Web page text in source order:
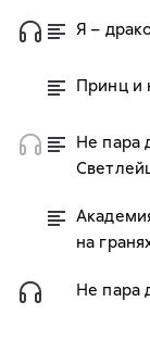
Я –
Принц и
Не пара
на
Не пара